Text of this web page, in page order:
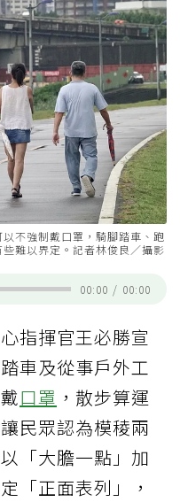
不強制戴口罩，騎腳踏車、跑
難以界定。記者林俊良／攝影
00:00 / 00:00
指揮官王必勝宣
車及從事戶外工
口罩 ，散步算運
民眾認為模稜兩
「大膽一點」加
「正面表列」，